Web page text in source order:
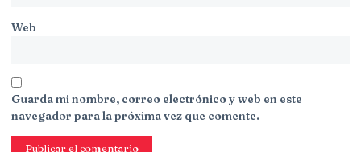
Web
Guarda mi nombre, correo electrónico y web en este
navegador para la próxima vez que comente.